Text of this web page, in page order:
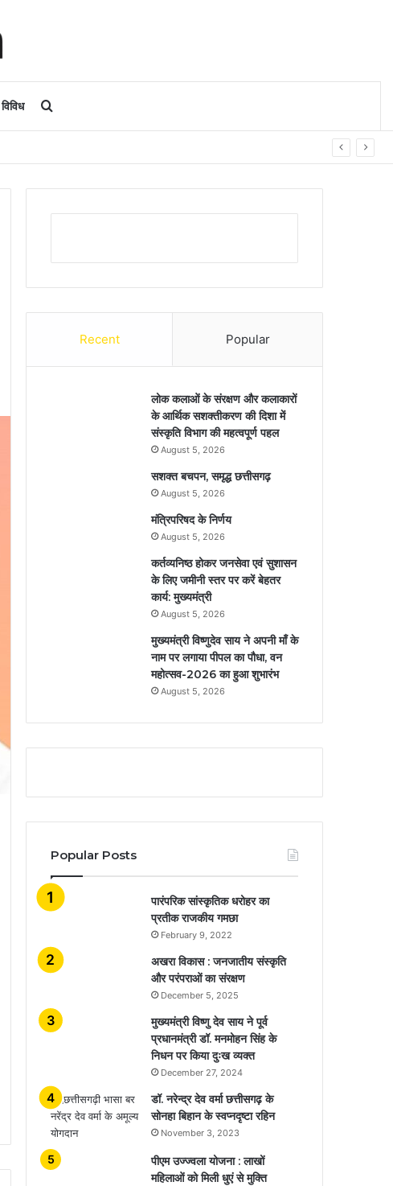
विविध
Recent Popular
लोक कलाओं के संरक्षण और कलाकारों
के आर्थिक सशक्तीकरण की दिशा में
संस्कृति विभाग की महत्वपूर्ण पहल
August 5, 2026
सशक्त बचपन, समृद्ध छत्तीसगढ़
August 5, 2026
मंत्रिपरिषद के निर्णय
August 5, 2026
कर्तव्यनिष्ठ होकर जनसेवा एवं सुशासन
के लिए जमीनी स्तर पर करें बेहतर
कार्य: मुख्यमंत्री
August 5, 2026
मुख्यमंत्री विष्णुदेव साय ने अपनी माँ के
नाम पर लगाया पीपल का पौधा, वन
महोत्सव-2026 का हुआ शुभारंभ
August 5, 2026
Popular Posts
​​​​​​​पारंपरिक सांस्कृतिक धरोहर का
प्रतीक राजकीय गमछा
February 9, 2022
अखरा विकास : जनजातीय संस्कृति
और परंपराओं का संरक्षण
December 5, 2025
मुख्यमंत्री विष्णु देव साय ने पूर्व
प्रधानमंत्री डॉ. मनमोहन सिंह के
निधन पर किया दुःख व्यक्त
December 27, 2024
डॉ. नरेन्द्र देव वर्मा छत्तीसगढ़ के
सोनहा बिहान के स्वप्नदृष्टा रहिन
November 3, 2023
पीएम उज्ज्वला योजना : लाखों
महिलाओं को मिली धुएं से मुक्ति